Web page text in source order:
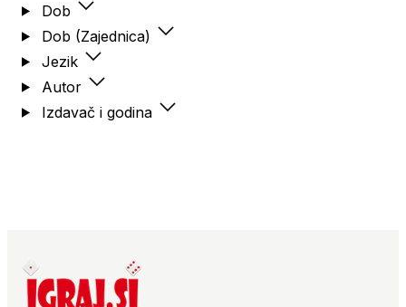
Dob
Dob (Zajednica)
Jezik
Autor
Izdavač i godina